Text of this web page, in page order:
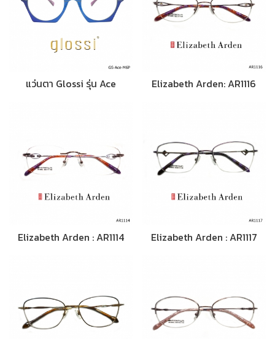
แว่นตา Glossi รุ่น Ace Elizabeth Arden: AR1116
Elizabeth Arden : AR1114 Elizabeth Arden : AR1117